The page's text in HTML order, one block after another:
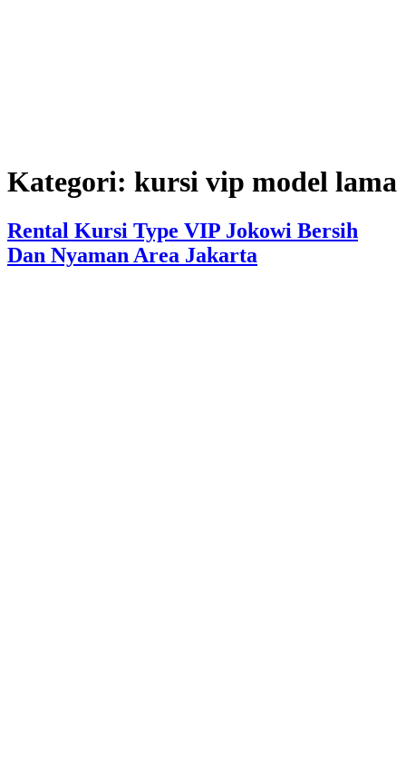
Kategori: kursi vip model lama
Rental Kursi Type VIP Jokowi Bersih
Dan Nyaman Area Jakarta